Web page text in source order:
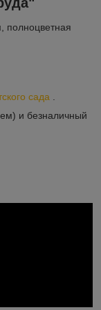
полноцветная
сада .
и безналичный